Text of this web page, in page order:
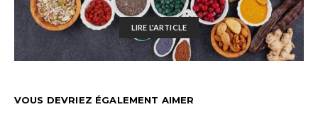
LIRE L'ARTICLE
VOUS DEVRIEZ ÉGALEMENT AIMER